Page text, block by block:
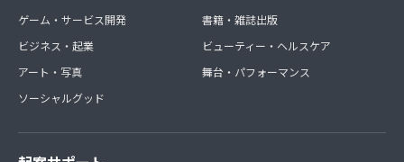
ゲーム・サービス開発
ビジネス・起業
アート・写真
ソーシャルグッド
書籍・雑誌出版
ビューティー・ヘルスケア
舞台・パフォーマンス